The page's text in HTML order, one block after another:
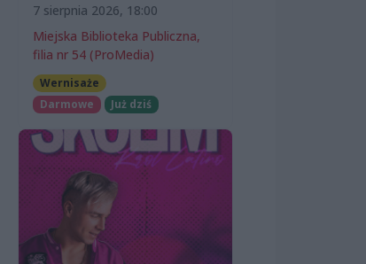
7 sierpnia 2026, 18:00
Miejska Biblioteka Publiczna,
filia nr 54 (ProMedia)
Wernisaże
Darmowe
Już dziś